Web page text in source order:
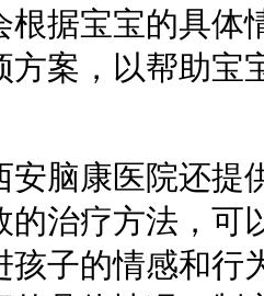
根据宝宝的具体
方案，以帮助宝
脑康医院还提
的治疗方法，可
孩子的情感和行